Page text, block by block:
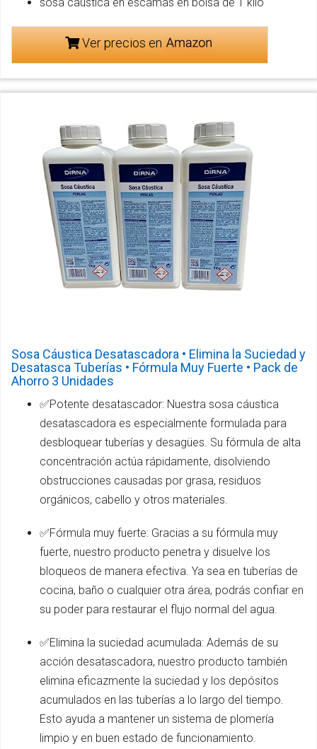
Ver precios en
Sosa Cáustica Desatascadora • Elimina la Suciedad y
Desatasca Tuberías • Fórmula Muy Fuerte • Pack de
Ahorro 3 Unidades
✅Potente desatascador: Nuestra sosa cáustica
desatascadora es especialmente formulada para
desbloquear tuberías y desagües. Su fórmula de alta
concentración actúa rápidamente, disolviendo
obstrucciones causadas por grasa, residuos
orgánicos, cabello y otros materiales.
✅Fórmula muy fuerte: Gracias a su fórmula muy
fuerte, nuestro producto penetra y disuelve los
bloqueos de manera efectiva. Ya sea en tuberías de
cocina, baño o cualquier otra área, podrás confiar en
su poder para restaurar el flujo normal del agua.
✅Elimina la suciedad acumulada: Además de su
acción desatascadora, nuestro producto también
elimina eficazmente la suciedad y los depósitos
acumulados en las tuberías a lo largo del tiempo.
Esto ayuda a mantener un sistema de plomería
limpio y en buen estado de funcionamiento.